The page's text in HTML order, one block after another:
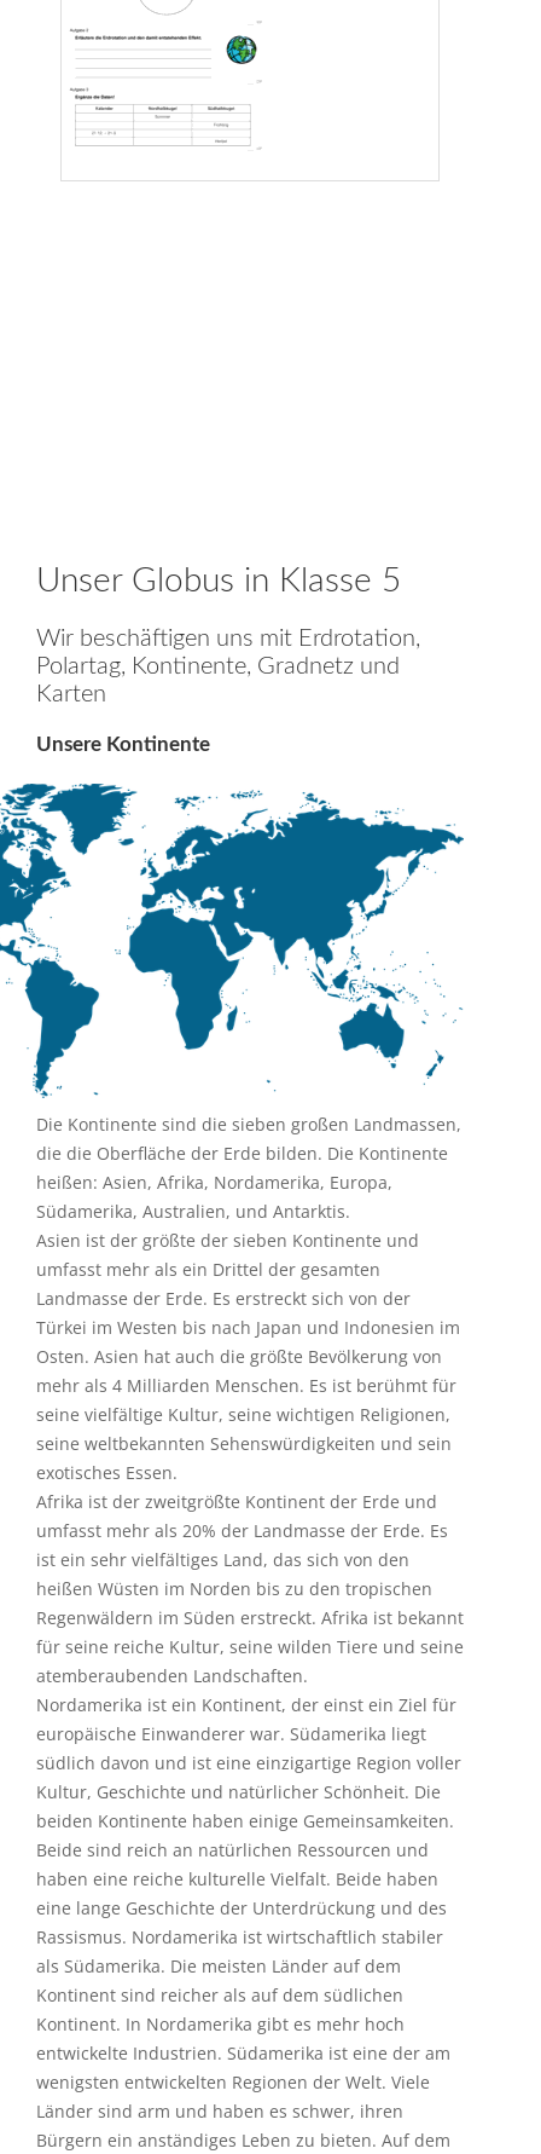
Unser Globus in Klasse 5
Wir beschäftigen uns mit Erdrotation,
Polartag, Kontinente, Gradnetz und
Karten
Unsere Kontinente
Die Kontinente sind die sieben großen Landmassen,
die die Oberfläche der Erde bilden. Die Kontinente
heißen: Asien, Afrika, Nordamerika, Europa,
Südamerika, Australien, und Antarktis.
Asien ist der größte der sieben Kontinente und
umfasst mehr als ein Drittel der gesamten
Landmasse der Erde. Es erstreckt sich von der
Türkei im Westen bis nach Japan und Indonesien im
Osten. Asien hat auch die größte Bevölkerung von
mehr als 4 Milliarden Menschen. Es ist berühmt für
seine vielfältige Kultur, seine wichtigen Religionen,
seine weltbekannten Sehenswürdigkeiten und sein
exotisches Essen.
Afrika ist der zweitgrößte Kontinent der Erde und
umfasst mehr als 20% der Landmasse der Erde. Es
ist ein sehr vielfältiges Land, das sich von den
heißen Wüsten im Norden bis zu den tropischen
Regenwäldern im Süden erstreckt. Afrika ist bekannt
für seine reiche Kultur, seine wilden Tiere und seine
atemberaubenden Landschaften.
Nordamerika ist ein Kontinent, der einst ein Ziel für
europäische Einwanderer war. Südamerika liegt
südlich davon und ist eine einzigartige Region voller
Kultur, Geschichte und natürlicher Schönheit. Die
beiden Kontinente haben einige Gemeinsamkeiten.
Beide sind reich an natürlichen Ressourcen und
haben eine reiche kulturelle Vielfalt. Beide haben
eine lange Geschichte der Unterdrückung und des
Rassismus. Nordamerika ist wirtschaftlich stabiler
als Südamerika. Die meisten Länder auf dem
Kontinent sind reicher als auf dem südlichen
Kontinent. In Nordamerika gibt es mehr hoch
entwickelte Industrien. Südamerika ist eine der am
wenigsten entwickelten Regionen der Welt. Viele
Länder sind arm und haben es schwer, ihren
Bürgern ein anständiges Leben zu bieten. Auf dem